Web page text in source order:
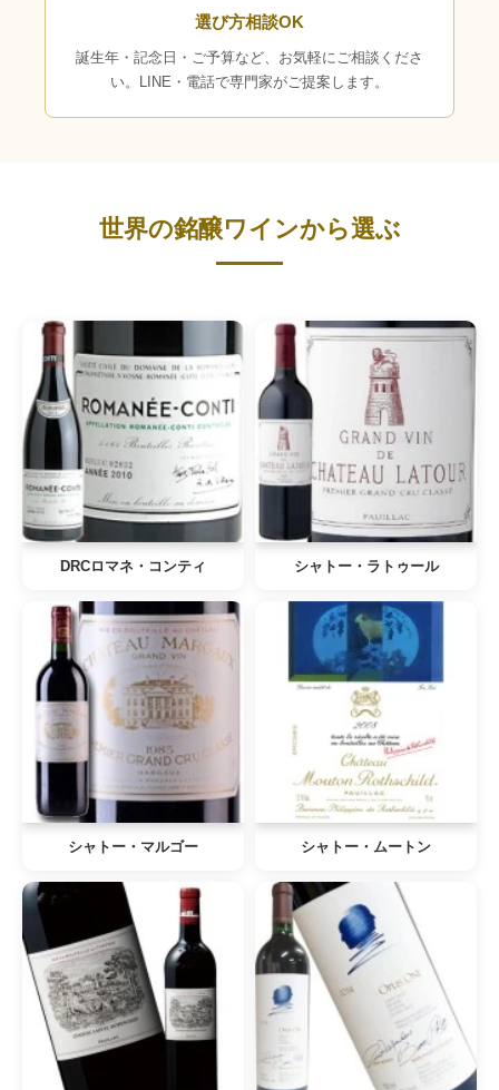
選び方相談OK
誕生年・記念日・ご予算など、お気軽にご相談くださ
い。LINE・電話で専門家がご提案します。
世界の銘醸ワインから選ぶ
DRCロマネ・コンティ シャトー・ラトゥール
シャトー・マルゴー シャトー・ムートン